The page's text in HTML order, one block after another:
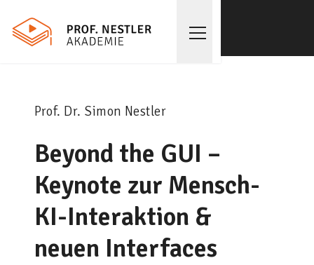
Prof. Dr. Simon Nestler
Beyond the GUI –
Keynote zur Mensch-
KI-Interaktion &
neuen Interfaces